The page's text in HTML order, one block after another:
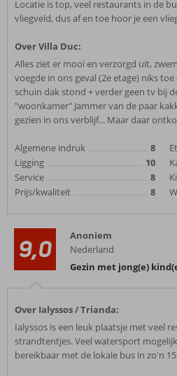
Locatie is top, veel restaurants in de
vliegveld, dus af en toe hoor je een
Over Villa Duc:
Alles ziet er mooi en verzorgd uit,
voegde in ons geval (2e etage) niks
schuin dak stond + verder geen tv bij
"woonkamer" Jammer van de paar
gezien in ons verblijf... Maar daar
Algemene indruk
8
Ligging
10
Service
8
Prijs/kwaliteit
8
9,0
Anoniem
Nederland
Gezin met jong(e)
Over Ialyssos / Trianda:
Ialyssos is een leuk plaatsje met veel
strandtentjes. Veel watersport
bereikbaar met de lokale bus in zo'n